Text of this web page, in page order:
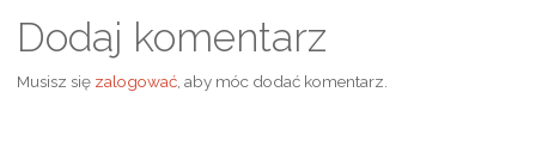
Dodaj komentarz
Musisz się zalogować, aby móc dodać komentarz.